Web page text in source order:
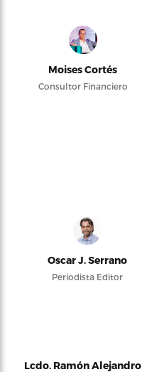
Moises Cortés
Consultor Financiero
Oscar J. Serrano
Periodista Editor
Lcdo. Ramón Alejandro